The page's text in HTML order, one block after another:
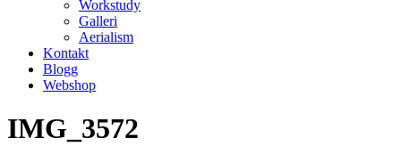
Workstudy
Galleri
Aerialism
Kontakt
Blogg
Webshop
IMG_3572